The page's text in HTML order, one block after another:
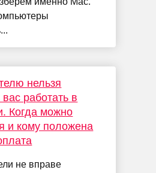
нельзя
вас работать в
Когда можно
и кому положена
не вправе